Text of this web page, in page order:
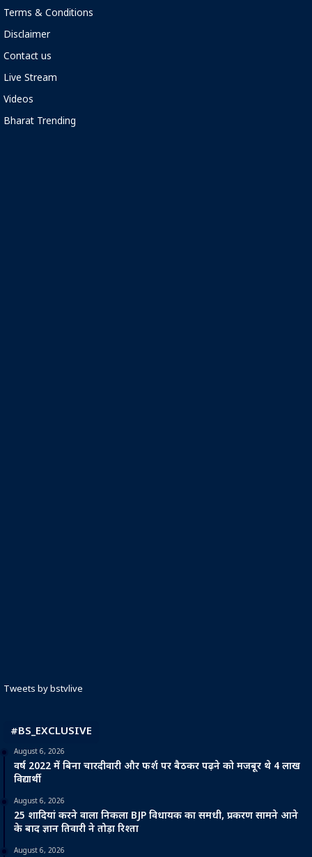
Terms & Conditions
Disclaimer
Contact us
Live Stream
Videos
Bharat Trending
Tweets by bstvlive
#BS_EXCLUSIVE
August 6, 2026
वर्ष 2022 में बिना चारदीवारी और फर्श पर बैठकर पढ़ने को मजबूर थे 4 लाख
विद्यार्थी
August 6, 2026
25 शादियां करने वाला निकला BJP विधायक का समधी, प्रकरण सामने आने
के बाद ज्ञान तिवारी ने तोड़ा रिश्ता
August 6, 2026